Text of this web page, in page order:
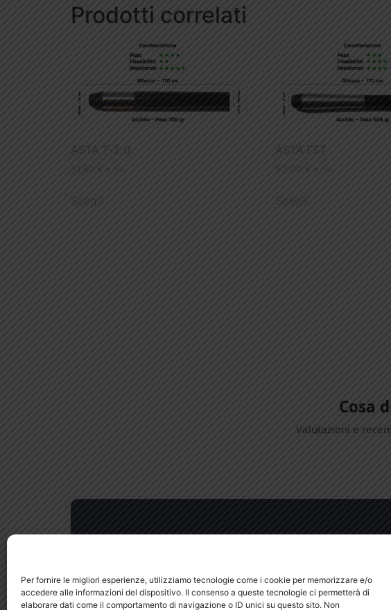
Per fornire le migliori esperienze, utilizziamo tecnologie come i cookie per memorizzare e/o
accedere alle informazioni del dispositivo. Il consenso a queste tecnologie ci permetterà di
elaborare dati come il comportamento di navigazione o ID unici su questo sito. Non
Prodotti correlati
ASTA T-2.0
51,50 + IVA
Scegli
ASTA FST
62,00 + IVA
Scegli
Cosa
Valutazioni e
Astesbandieratori.itè un brand di
VERET S.r.l. - Via delle